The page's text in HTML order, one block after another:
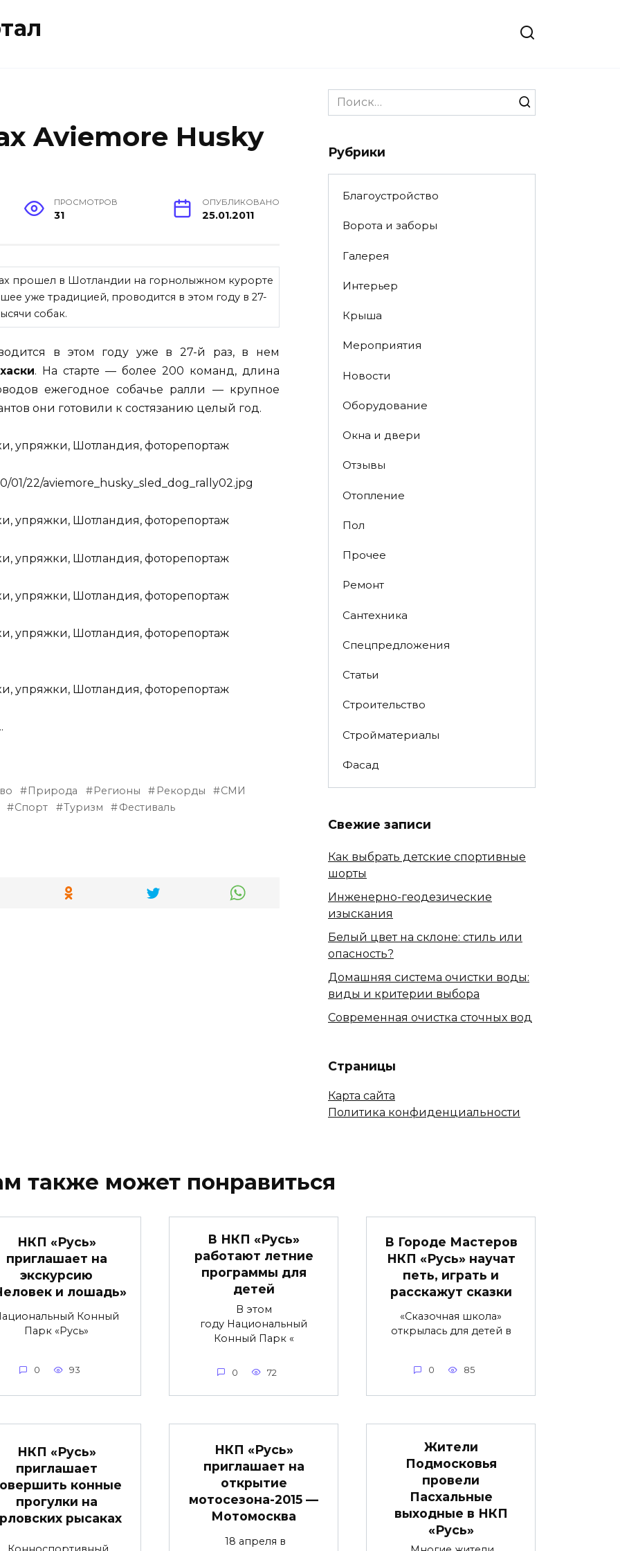
Aviemore Husky
ПРОСМОТРОВ
31
ОПУБЛИКОВАНО
25.01.2011
прошел в Шотландии на горнолыжном курорте
уже традицией, проводится в этом году в 27-
собак.
в этом году уже в 27-й раз, в нем
. На старте — более 200 команд, длина
ежегодное собачье ралли — крупное
они готовили к состязанию целый год.
.
Природа Регионы Рекорды
СМИ
Спорт Туризм Фестиваль
Search
for:
Рубрики
Благоустройство
Ворота и заборы
Галерея
Интерьер
Крыша
Мероприятия
Новости
Оборудование
Окна и двери
Отзывы
Отопление
Пол
Прочее
Ремонт
Сантехника
Спецпредложения
Статьи
Строительство
Стройматериалы
Фасад
Свежие записи
Как выбрать детские спортивные
шорты
Инженерно-геодезические
изыскания
Белый цвет на склоне: стиль или
опасность?
Домашняя система очистки воды:
виды и критерии выбора
Современная очистка сточных вод
Страницы
Карта сайта
Политика конфиденциальности
также может понравиться
НКП «Русь»
приглашает на
экскурсию
и лошадь»
Конный
Парк «Русь»
0 93
В НКП «Русь»
работают летние
программы для
детей
В этом
году Национальный
Конный Парк «
0 72
В Городе Мастеров
НКП «Русь» научат
петь, играть и
расскажут сказки
«Сказочная школа»
открылась для детей в
0 85
НКП «Русь»
приглашает
конные
прогулки на
рысаках
НКП «Русь»
приглашает на
открытие
мотосезона-2015 —
Мотомосква
18 апреля в
Жители
Подмосковья
провели
Пасхальные
выходные в НКП
«Русь»